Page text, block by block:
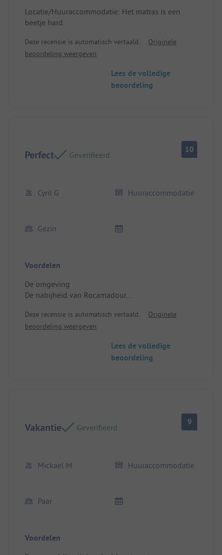
regelgeving (zwembroek, de kinderen gaan
ondanks het verbod in de jacuzzi) en er is geen
toezicht. De plek rond het podium is klein en niet
overdekt. Er zijn veel ruimtes op deze camping die
nog braak liggen en niet goed onderhouden zijn.
Veel plekken zijn niet afgepaald. De stacaravans
zijn comfortabel en het personeel reageert goed
bij problemen. Locatie/Huuraccommodatie:
Locatie/Huuraccommodatie: Het matras is een
beetje hard.
Deze recensie is automatisch vertaald.
Originele
beoordeling weergeven
Lees de volledige
beoordeling
Perfect Geverifieerd
10
Cyril G Huuraccommodatie
Gezin
Voordelen
De omgeving
De nabijheid van Rocamadour
waren aangenaam en responsief.
Locatie/Huuraccommodatie: Mobilhome in
Met de airco bij de hitte is dat een hulp....
Deze recensie is automatisch vertaald.
Originele
beoordeling weergeven
Lees de volledige
beoordeling
Vakantie Geverifieerd
9
Mickael M Huuraccommodatie
Paar
Voordelen